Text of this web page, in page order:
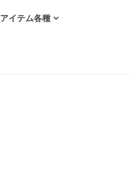
アイテム各種